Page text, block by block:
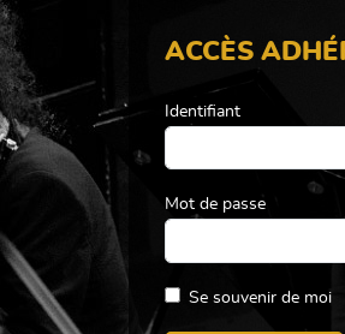
ACCÈS
Identifiant
Mot de passe
Se souvenir de moi